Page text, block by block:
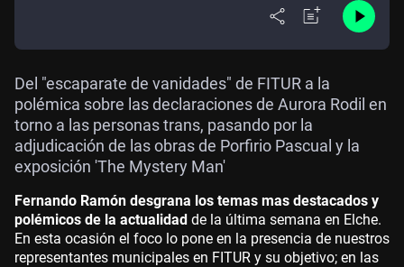
Del "escaparate de vanidades" de FITUR a la
polémica sobre las declaraciones de Aurora Rodil en
torno a las personas trans, pasando por la
adjudicación de las obras de Porfirio Pascual y la
exposición 'The Mystery Man'
Fernando Ramón desgrana los temas mas destacados y
polémicos de la actualidad de la última semana en Elche.
En esta ocasión el foco lo pone en la presencia de nuestros
representantes municipales en FITUR y su objetivo; en las